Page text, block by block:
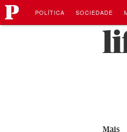
público
para
o
POLÍTICA SOCIEDADE
Mais